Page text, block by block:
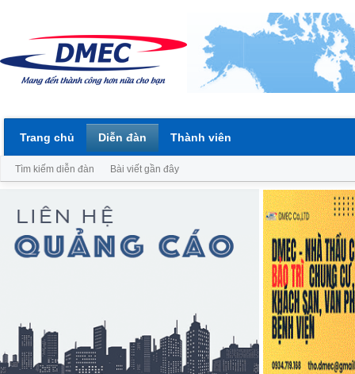
Trang chủ Diễn đàn
Tìm kiếm diễn đàn Bài viết gần đây
Thành viên